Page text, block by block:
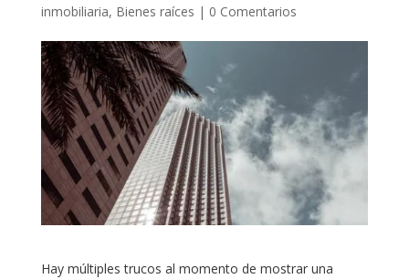
inmobiliaria, Bienes raíces | 0 Comentarios
Hay múltiples trucos al momento de mostrar una